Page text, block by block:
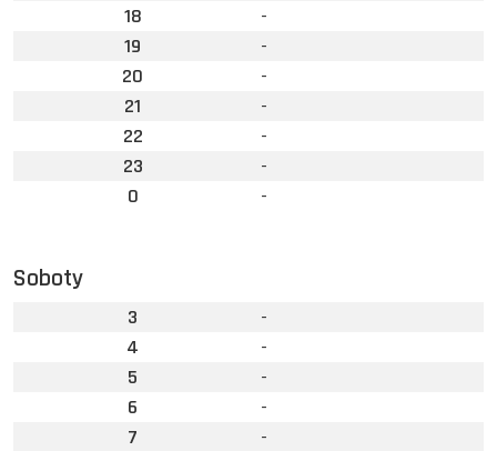
18
-
19
-
20
-
21
-
22
-
23
-
0
-
Soboty
3
-
4
-
5
-
6
-
7
-